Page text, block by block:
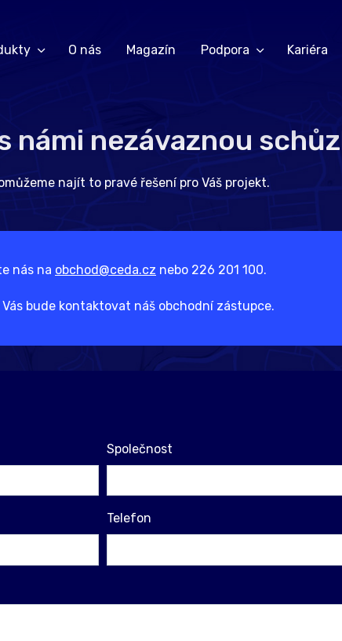
O nás Magazín Podpora Kariéra
námi nezávaznou
najít to pravé řešení pro Váš projekt.
nás na obchod@ceda.cz nebo 226 201 100.
bude kontaktovat náš obchodní zástupce.
Společnost
Telefon